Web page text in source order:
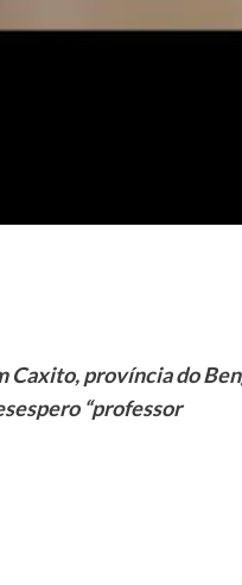
Caxito, província do
“professor